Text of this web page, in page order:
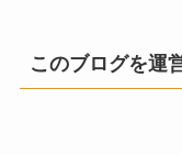
このブログを運